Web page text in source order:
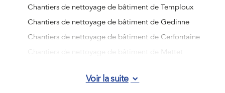
Chantiers de nettoyage de bâtiment de Temploux
Chantiers de nettoyage de bâtiment de Gedinne
Chantiers de nettoyage de bâtiment de Cerfontaine
Chantiers de nettoyage de bâtiment d'Han-sur-Lesse
Voir la suite